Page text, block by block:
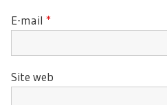
E-mail *
Site web